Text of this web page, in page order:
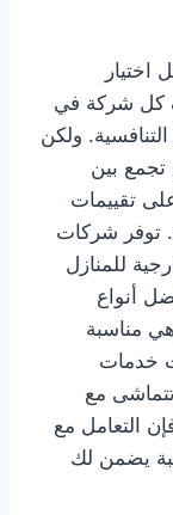
كل شركة في
ولكن
بين
تقييمات
توفر شركات
للمنازل
أنواع
مناسبة
خدمات
تتماشى مع
التعامل مع
يضمن لك